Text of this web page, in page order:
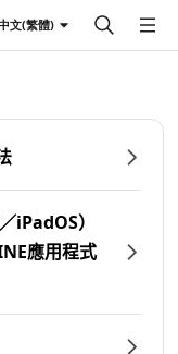
文(繁體)
iPadOS）
應用程式